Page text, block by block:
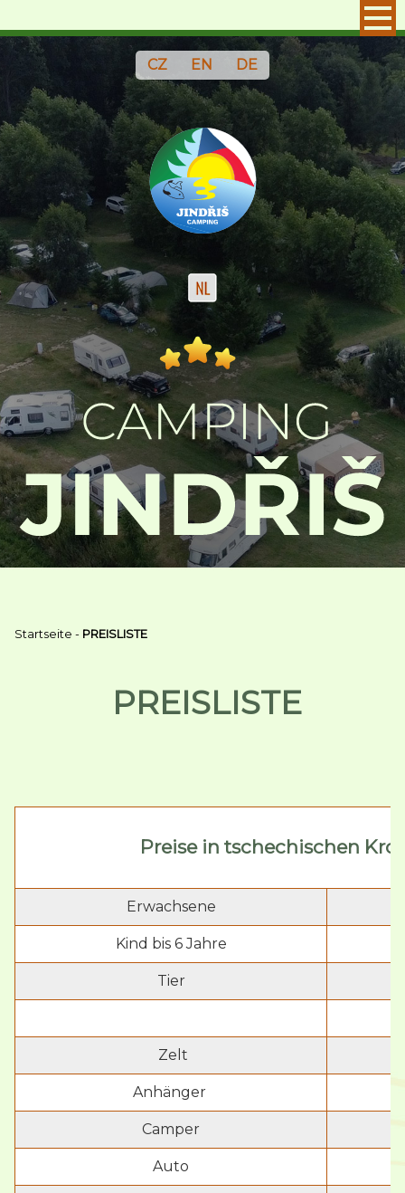
CZ EN DE
Startseite - PREISLISTE
PREISLISTE
Preise in tschechischen
Erwachsene
Kind bis 6 Jahre
Tier
Zelt
Anhänger
Camper
Auto